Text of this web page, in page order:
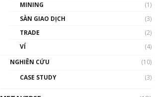
MINING
(1)
SÀN GIAO DỊCH
(3)
TRADE
(2)
VÍ
(4)
NGHIÊN CỨU
(10)
CASE STUDY
(3)